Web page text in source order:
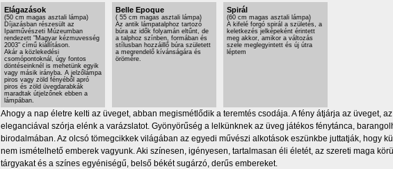
Elágazások
(50 cm magas asztali lámpa)
Díjazásban részesült az
Iparművészeti Múzeumban
rendezett "Magyar kézmuvesség
2003" című kiállításon.
Akár a közlekedési
csomópontoknál, úgy fontos
döntéseinknél is mehetünk egyik
vagy másik irányba. A jelzőlámpa
piros vagy zöld fényéből apró
piros és zöld üvegdarabkák
maradtak útjelzőnek ebben a
lámpában.
Belle Epoque
( 55 cm magas asztali lámpa)
Az antik lámpatalphoz tartozó
búra az idők folyamán eltűnt, de
a talphoz színben, formában és
stílusban hozzáillő búra született
a megrendelő kívánságára és
örömére.
Spirál
(60 cm magas asztali lámpa)
A kifelé forgó spirál a születés, a
keletkezés jelképeként érintett
meg akkor, amikor a változás
szele meglegyintett és új útra
léptem
Ahogy a nap életre kelti az üveget, abban megismétlődik a teremtés csodája. A fény átjárja az üveget,
eleganciával szórja elénk a varázslatot. Gyönyörűség a lelkünknek az üveg játékos fénytánca,
birodalmában. Az olcsó tömegcikkek világában az egyedi művészi alkotások eszünkbe juttatják, hogy
nem ismételhető emberek vagyunk. Aki színesen, igényesen, tartalmasan éli életét, az szereti maga
tárgyakat és a színes egyéniségű, belső békét sugárzó, derűs embereket.